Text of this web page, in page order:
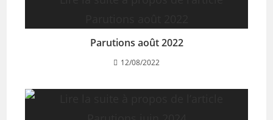
Parutions août 2022
12/08/2022